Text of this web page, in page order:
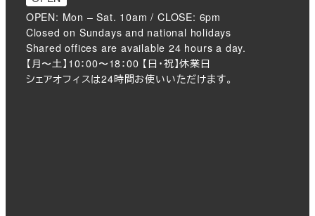
OPEN: Mon – Sat. 10am / CLOSE: 6pm
Closed on Sundays and national holidays
Shared offices are available 24 hours a day.
【月〜土】10：00〜18：00 【日・祝】休業日
シェアオフィスは24時間お使いいただけます。